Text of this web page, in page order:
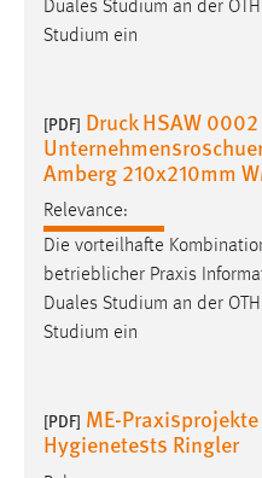
Duales Studium an der
Studium ein
[PDF] Druck HSAW
Amberg 210x210mm
Relevance:
Die vorteilhafte
betrieblicher Praxis
Duales Studium an der
Studium ein
[PDF] ME-
Hygienetests Ringler